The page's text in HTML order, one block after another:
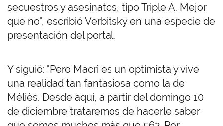
secuestros y asesinatos, tipo Triple A. Mejor
que no", escribió Verbitsky en una especie de
presentación del portal.
Y siguió: "Pero Macrì es un optimista y vive
una realidad tan fantasiosa como la de
Méliès. Desde aquí, a partir del domingo 10
de diciembre trataremos de hacerle saber